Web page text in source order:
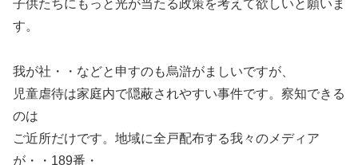
子供たちにもっと光が当たる政策を考えて欲しいと願いま
す。
我が社・・などと申すのも烏滸がましいですが、
児童虐待は家庭内で隠蔽されやすい事件です。察知できる
のは
ご近所だけです。地域に全戸配布する我々のメディア
が・・189番・